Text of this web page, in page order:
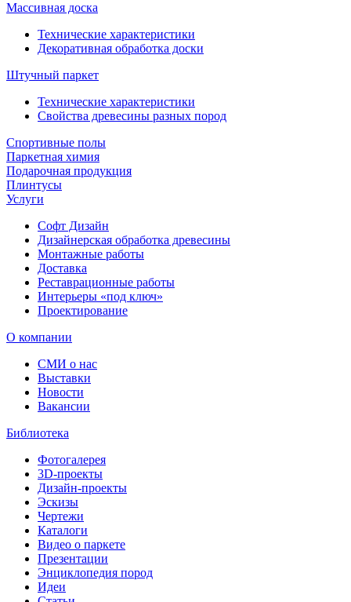
Массивная доска
Технические характеристики
Декоративная обработка доски
Штучный паркет
Технические характеристики
Свойства древесины разных пород
Спортивные полы
Паркетная химия
Подарочная продукция
Плинтусы
Услуги
Софт Дизайн
Дизайнерская обработка древесины
Монтажные работы
Доставка
Реставрационные работы
Интерьеры «под ключ»
Проектирование
О компании
СМИ о нас
Выставки
Новости
Вакансии
Библиотека
Фотогалерея
3D-проекты
Дизайн-проекты
Эскизы
Чертежи
Каталоги
Видео о паркете
Презентации
Энциклопедия пород
Идеи